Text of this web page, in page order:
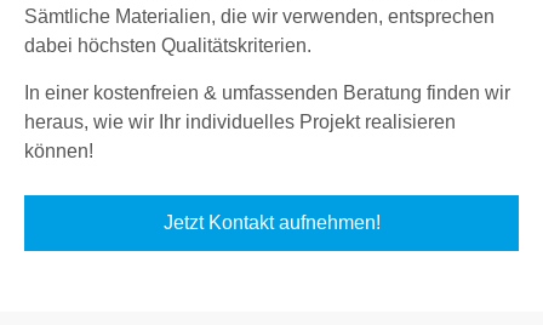
Sämtliche Materialien, die wir verwenden, entsprechen
dabei höchsten Qualitätskriterien.
In einer kostenfreien & umfassenden Beratung finden wir
heraus, wie wir Ihr individuelles Projekt realisieren
können!
Jetzt Kontakt aufnehmen!